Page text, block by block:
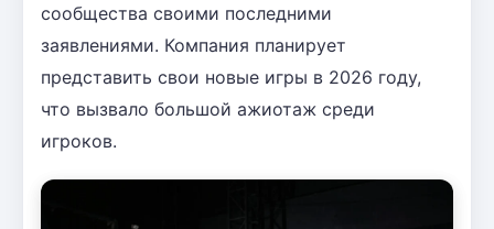
сообщества своими последними
заявлениями. Компания планирует
представить свои новые игры в 2026 году,
что вызвало большой ажиотаж среди
игроков.